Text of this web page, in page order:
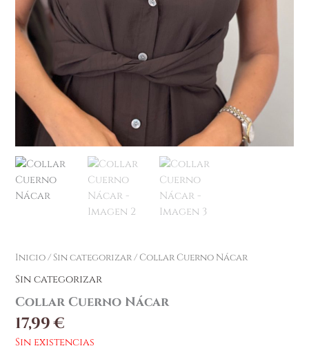
Inicio/Sin categorizar/ Collar Cuerno Nácar
Sin categorizar
Collar Cuerno Nácar
17,99€
Sin existencias